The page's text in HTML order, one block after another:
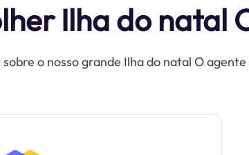
Ilha do natal
sobre o nosso grande Ilha do natal O agente